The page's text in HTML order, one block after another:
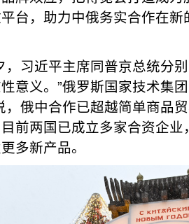
台，助力中俄务实合作在新
，习近平主席同普京总统分
意义。”俄罗斯国家技术集
，俄中合作已超越简单商品
前两国已成立多家合资企
多新产品。